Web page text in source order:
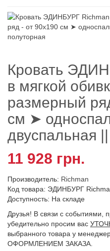
Кровать
в мягкой
размерный
см ➤
двуспальная
11 928 грн.
Производитель: Richman
Код товара: ЭДИНБУРГ
Доступность: На складе
Друзья! В связи с событиями,
убедительно просим вас
выбранного товара у
ОФОРМЛЕНИЕМ ЗАКАЗА.